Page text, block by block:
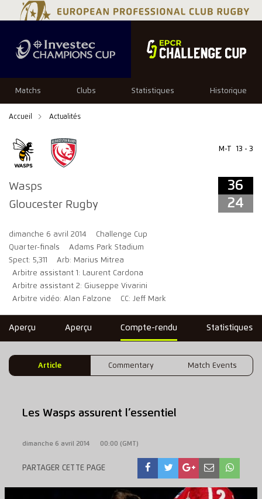
Matchs Clubs Statistiques Historique
Accueil Actualités
Wasps
Gloucester Rugby
M-T 13 - 3
36
24
dimanche 6 avril 2014
Challenge Cup
Quarter-finals
Adams Park Stadium
Spect: 5,311
Arb: Marius Mitrea
Arbitre assistant 1: Laurent Cardona
Arbitre assistant 2: Giuseppe Vivarini
Arbitre vidéo: Alan Falzone
CC: Jeff Mark
36 24
Aperçu Aperçu Compte-rendu Statistiques
Article Commentary Match Events
Les Wasps assurent l’essentiel
dimanche 6 avril 2014 00:00 (GMT)
PARTAGER CETTE PAGE